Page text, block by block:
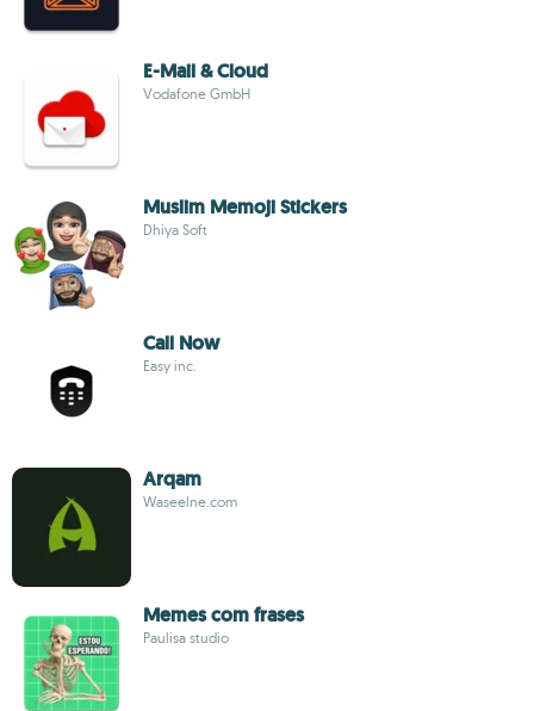
E-Mail & Cloud
Vodafone GmbH
Muslim Memoji Stickers
Dhiya Soft
Call Now
Easy inc.
Arqam
Waseelne.com
Memes com frases
Paulisa studio